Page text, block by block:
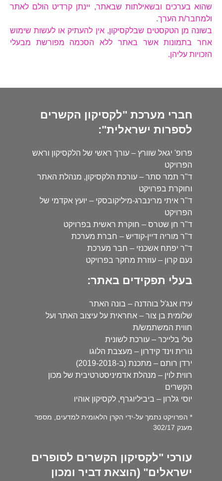
שהוא בערכים ובשאילתות שבאתר, יינתן קרדיט הולם לאתר
ולמחבר/ת הערך.
בשונה מן הטקסטים שבלקסיקון, אין להעתיק או לעשות שימוש
אחר בתמונות אשר באתר ללא הסכמה מפורשת מבעלי
הזכויות עליהן.
חברי מערכת "לקסיקון הקשרים
לספרות ישראלית":
פרופ' יגאל שוורץ – עורך ראשי של הלקסיקון וראש
הפרויקט
ד"ר תמר סתר – עורכת הלקסיקון, מנהלת האתר
וחוקרת בפרויקט
ד"ר איתי מרינברג-מיליקובסקי – יועץ אקדמי של
הפרויקט
ד"ר חן שטרס – חוקרת ראשית בפרויקט
ד"ר מוריה דיין-קודיש – חברת מערכת
ד"ר יפתח אשכנזי – חבר מערכת
נעם קרון – עוזרת מחקר בפרויקט
בעלי תפקידים באתר:
עידו אנג'ל בוהדנה – בונה האתר
שלומית בן צור – אחראית על עיצוב האתר ועל
חווית המשתמש/ת
טלי בלייכר – עורכת לשונית
נורית וינד קידרון – מעצבת הלוגו
ירדן רותם – מתכנת (ב-2019-2018)
רווית לוין – מנהלת אדמיניסטרטיבית של מכון
הקשרים
יוסי גלרון – ביביליוגרף, לקסיקון אוהיו
* הפרויקט נתמך על-ידי הקרן הלאומית למדעים, מספר
מענק 302/17
עורכי "לקסיקון הקשרים לסופרים
ישראלים" (הוצאת דביר ומכון